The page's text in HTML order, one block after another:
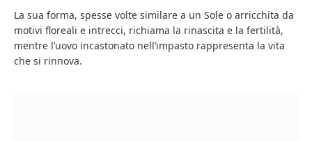
La sua forma, spesse volte similare a un Sole o arricchita da
motivi floreali e intrecci, richiama la rinascita e la fertilità,
mentre l’uovo incastonato nell’impasto rappresenta la vita
che si rinnova.